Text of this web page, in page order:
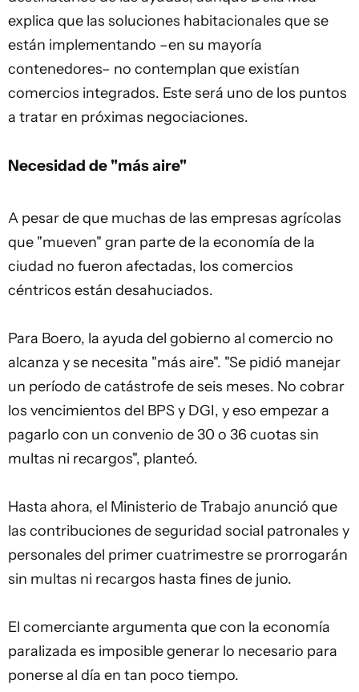
explica que las soluciones habitacionales que se
están implementando –en su mayoría
contenedores– no contemplan que existían
comercios integrados. Este será uno de los puntos
a tratar en próximas negociaciones.
Necesidad de "más aire"
A pesar de que muchas de las empresas agrícolas
que "mueven" gran parte de la economía de la
ciudad no fueron afectadas, los comercios
céntricos están desahuciados.
Para Boero, la ayuda del gobierno al comercio no
alcanza y se necesita "más aire". "Se pidió manejar
un período de catástrofe de seis meses. No cobrar
los vencimientos del BPS y DGI, y eso empezar a
pagarlo con un convenio de 30 o 36 cuotas sin
multas ni recargos", planteó.
Hasta ahora, el Ministerio de Trabajo anunció que
las contribuciones de seguridad social patronales y
personales del primer cuatrimestre se prorrogarán
sin multas ni recargos hasta fines de junio.
El comerciante argumenta que con la economía
paralizada es imposible generar lo necesario para
ponerse al día en tan poco tiempo.